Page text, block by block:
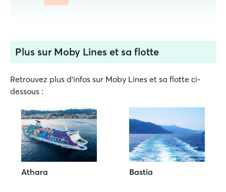
Plus sur Moby Lines et sa flotte
Retrouvez plus d'infos sur Moby Lines et sa flotte ci-
dessous :
Athara Bastia